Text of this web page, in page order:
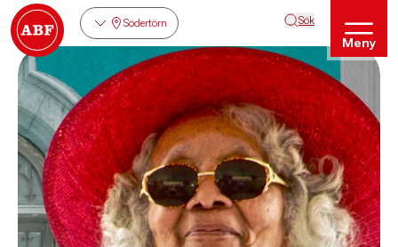
Södertörn Sök
Meny